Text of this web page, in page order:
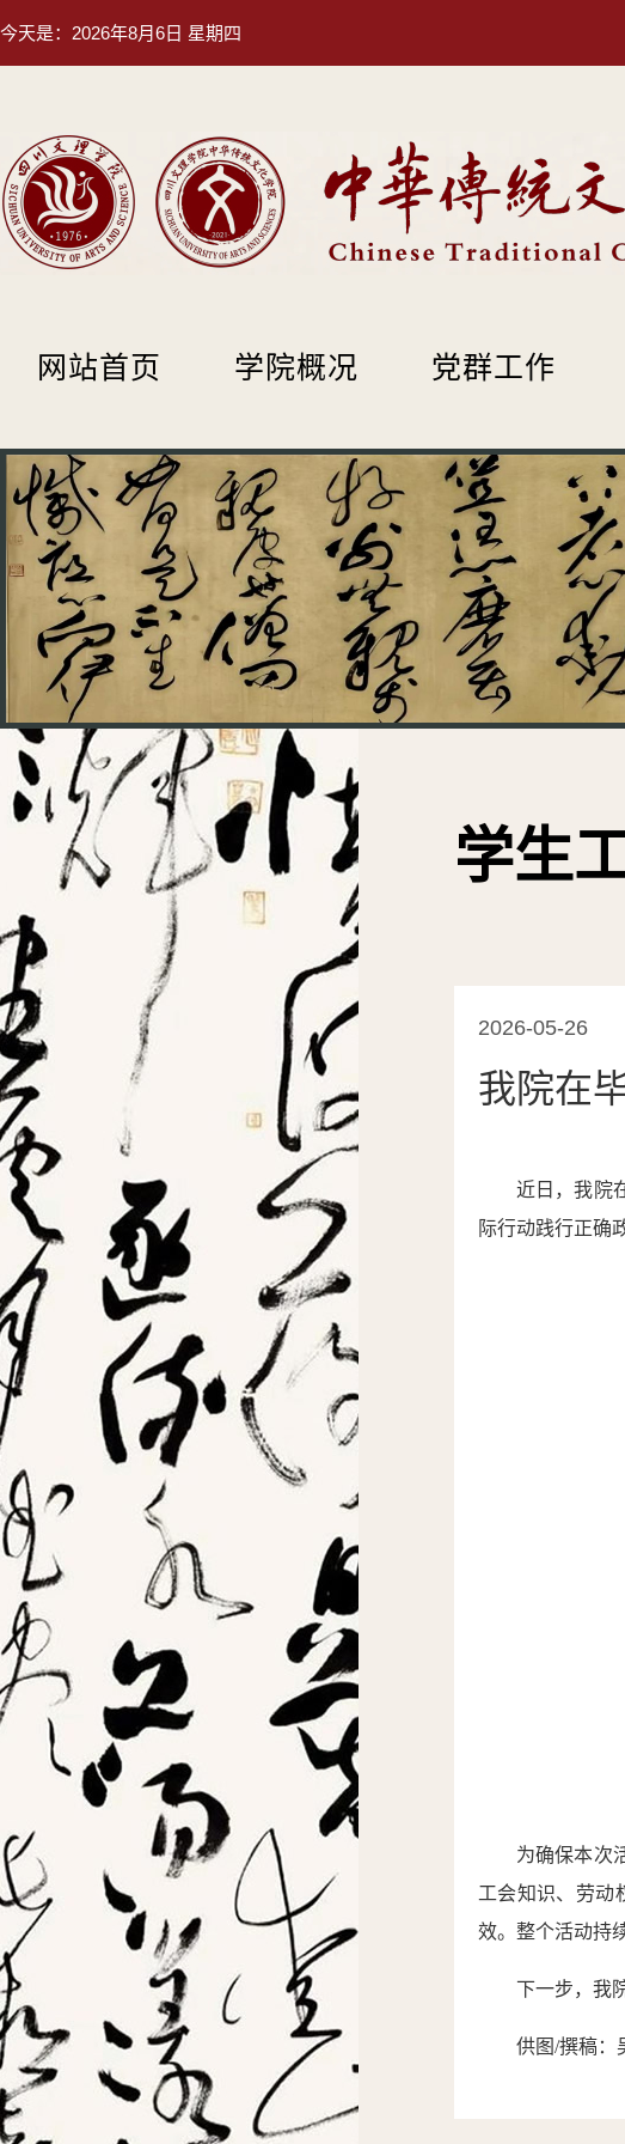
今天是： 2026年8月6日 星期四
网站首页 学院概况 党群工作
学生
2026-05-26
我院在
近日，我院
际行动践行正确
为确保本次
工会知识、劳动
效。 整个活动持
下一步，我
供图/撰稿：